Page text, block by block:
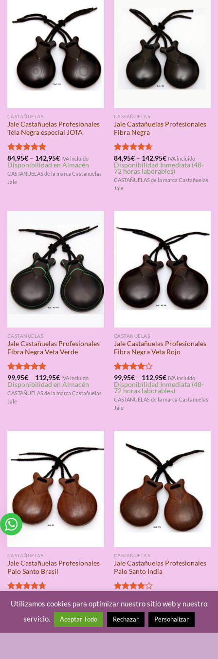
CASTAÑUELAS
Jale Castañuelas Profesionales
Tela Negra especial JOTA
Valorado
con5.00
de 5
84,95€– 142,95€ IVA incluido
Disponibilidad en Almacén
CASTAÑUELAS de la marca Castañuelas
Jale
CASTAÑUELAS
Jale Castañuelas Profesionales
Fibra Negra
Valorado
con4.67
de 5
84,95€– 142,95€ IVA incluido
Disponibilidad Inmediata (48-
72 horas laborables)
CASTAÑUELAS de la marca Castañuelas
Jale
CASTAÑUELAS
Jale Castañuelas Profesionales
Fibra Negra Veta Verde
Valorado
con5.00
de 5
99,95€– 112,95€ IVA incluido
Disponibilidad en Almacén
CASTAÑUELAS de la marca Castañuelas
Jale
CASTAÑUELAS
Jale Castañuelas Profesionales
Fibra Negra Veta Rojo
Valorado
con4.00
de 5
99,95€– 112,95€ IVA incluido
Disponibilidad Inmediata (48-
72 horas laborables)
CASTAÑUELAS de la marca Castañuelas
Jale
CASTAÑUELAS
Jale Castañuelas Profesionales
Palo Santo Brasil
con4.67
Disponibilidad en Almacén
CASTAÑUELAS de la marca Castañuelas
CASTAÑUELAS
Jale Castañuelas Profesionales
Palo Santo India
con4.00
de 5
Disponibilidad en Almacén
CASTAÑUELAS de la marca Castañuelas
Jale
Utilizamos cookies para optimizar nuestro sitio web y nuestro
servicio.
Aceptar Todo Rechazar Personalizar